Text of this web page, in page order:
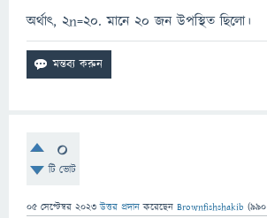
অর্থাৎ, 2n=20. মানে ২০ জন উপস্থিত ছিলো।
0
টি ভোট
05 সেপ্টেম্বর 2023 উত্তর প্রদান করেছেন Brownfishshakib (990